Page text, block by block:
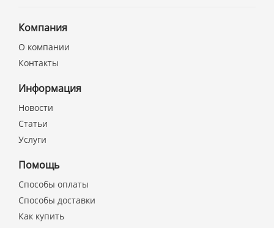
Компания
О компании
Контакты
Информация
Новости
Статьи
Услуги
Помощь
Способы оплаты
Способы доставки
Как купить